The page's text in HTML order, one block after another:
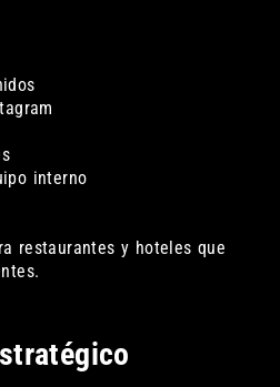
interno
restaurantes y hoteles que